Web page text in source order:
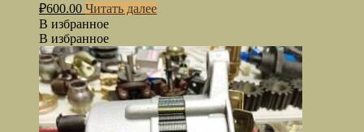
₽600.00 Читать далее
В избранное
В избранное